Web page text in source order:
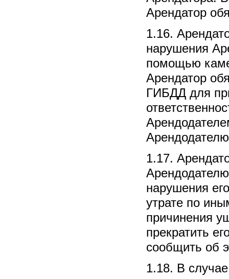
Арендатор
1.16.
нарушения
помощью
Арендатор
ГИБДД для
1.17.
нарушения
утрате по
причинения
прекратить
сообщить об
1.18. В